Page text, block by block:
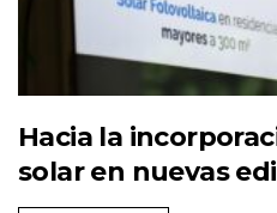
Hacia la
solar en nuevas